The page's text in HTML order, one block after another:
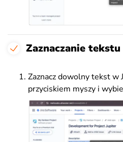
Zaznaczanie tekstu
Zaznacz dowolny tekst w
przyciskiem myszy i